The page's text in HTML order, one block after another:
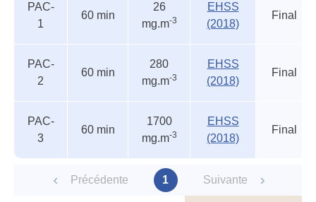
seuils
accidentels
du
PAC-
1
60 min
26
mg.m-3
EHSS
(2018)
Final
PAC-
2
60 min
280
mg.m-3
EHSS
(2018)
Final
PAC-
3
60 min
1700
mg.m-3
EHSS
(2018)
Final
Précédente 1 Suivante